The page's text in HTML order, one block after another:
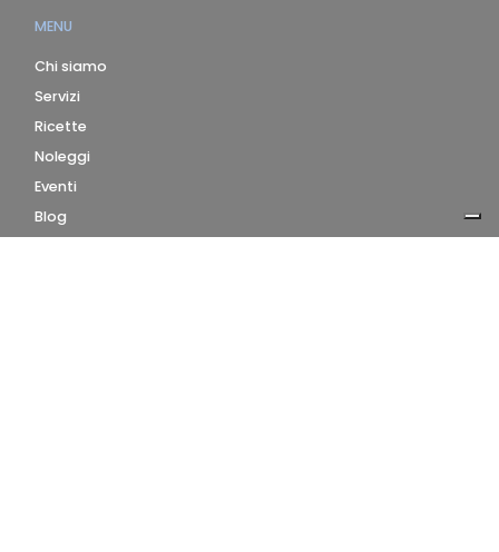
MENU
Chi siamo
Servizi
Ricette
Noleggi
Eventi
Blog